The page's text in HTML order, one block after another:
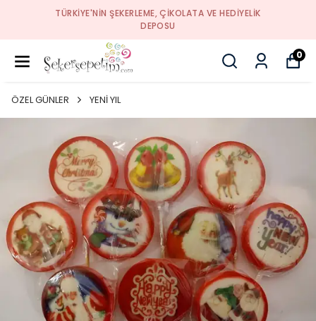
TÜRKIYE'NIN ŞEKERLEME, ÇIKOLATA VE HEDIYELIK
DEPOSU
0
ÖZEL GÜNLER YENİ YIL